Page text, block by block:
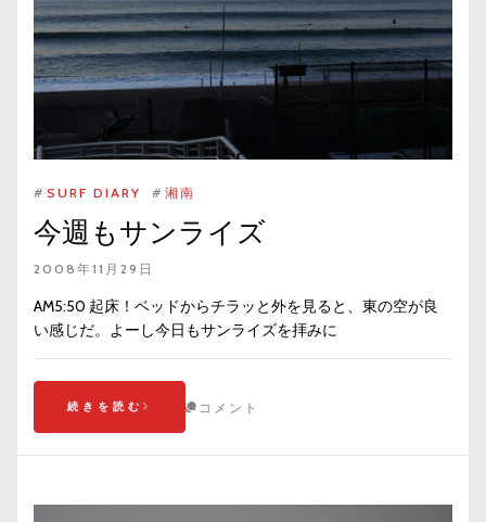
# SURF DIARY # 湘南
今週もサンライズ
2008年11月29日
AM5:50 起床！ベッドからチラッと外を見ると、東の空が良
い感じだ。よーし今日もサンライズを拝みに
続きを読む コメント